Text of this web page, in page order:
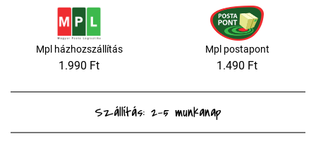
Mpl házhozszállítás
1.990 Ft
Mpl postapont
1.490 Ft
Szállítás: 2-5 munkanap